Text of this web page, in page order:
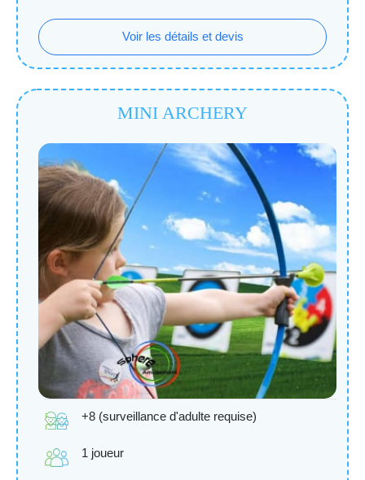
Voir les détails et devis
MINI ARCHERY
+8 (surveillance d'adulte requise)
1 joueur